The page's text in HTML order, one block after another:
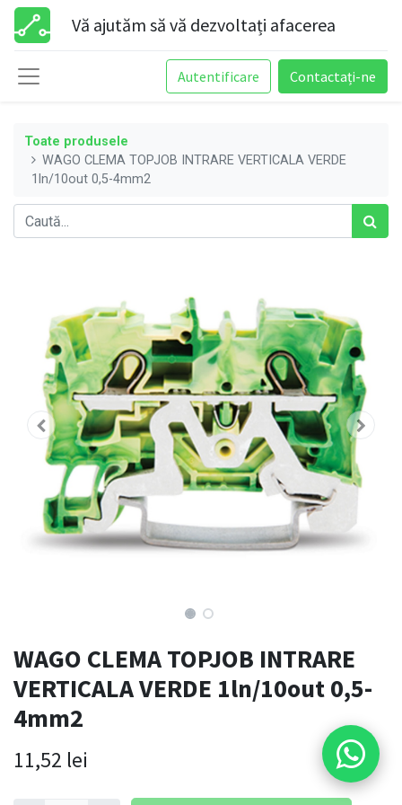
Vă ajutăm să vă dezvoltați afacerea
Autentificare Contactați-ne
Toate produsele
WAGO CLEMA TOPJOB INTRARE VERTICALA VERDE
1ln/10out 0,5-4mm2
WAGO CLEMA TOPJOB INTRARE
VERTICALA VERDE 1ln/10out 0,5-
4mm2
11,52 lei